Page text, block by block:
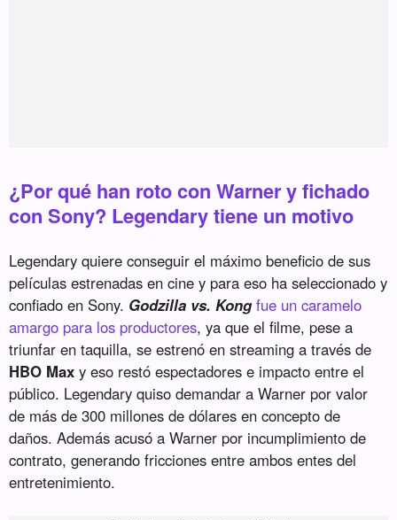
¿Por qué han roto con Warner y fichado
con Sony? Legendary tiene un motivo
Legendary quiere conseguir el máximo beneficio de sus
películas estrenadas en cine y para eso ha seleccionado y
confiado en Sony. Godzilla vs. Kong fue un caramelo
amargo para los productores, ya que el filme, pese a
triunfar en taquilla, se estrenó en streaming a través de
HBO Max y eso restó espectadores e impacto entre el
público. Legendary quiso demandar a Warner por valor
de más de 300 millones de dólares en concepto de
daños. Además acusó a Warner por incumplimiento de
contrato, generando fricciones entre ambos entes del
entretenimiento.